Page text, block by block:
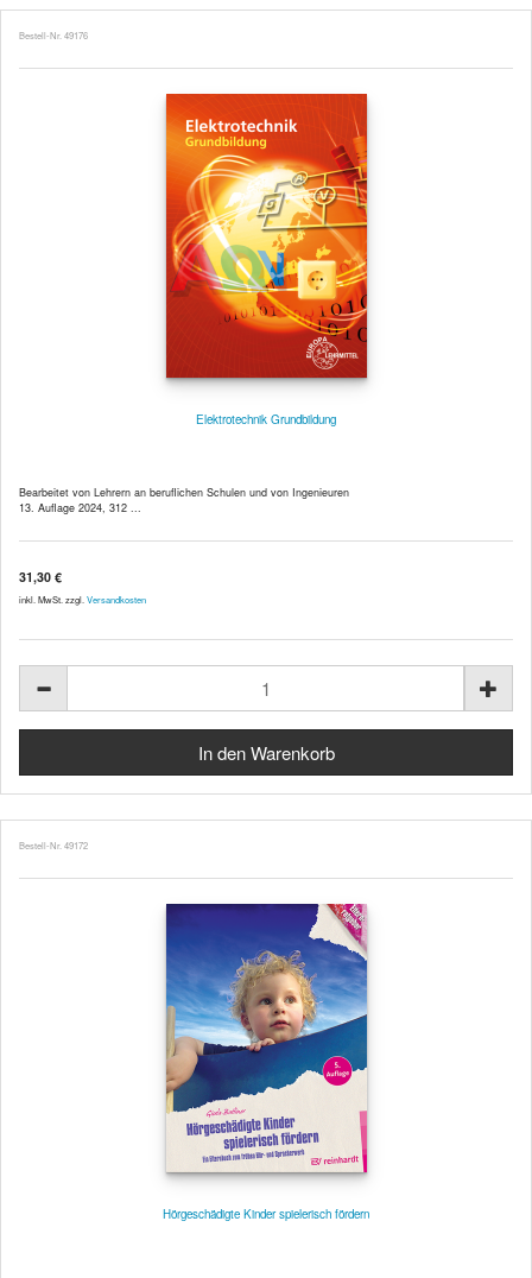
Bestell-Nr. 49176
Elektrotechnik Grundbildung
Bearbeitet von Lehrern an beruflichen Schulen und von Ingenieuren
13. Auflage 2024, 312 ...
31,30 €
inkl. MwSt. zzgl. Versandkosten
Bestell-Nr. 49172
Hörgeschädigte Kinder spielerisch fördern